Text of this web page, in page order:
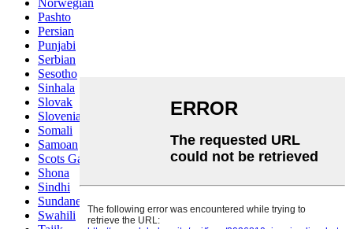
Norwegian
Pashto
Persian
Punjabi
Serbian
Sesotho
Sinhala
Slovak
Slovenian
Somali
Samoan
Scots Gaelic
Shona
Sindhi
Sundanese
Swahili